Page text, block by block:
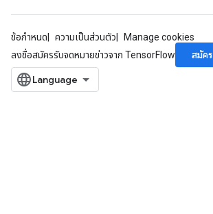
ข้อกำหนด ความเป็นส่วนตัว
Manage cookies
ลงชื่อสมัครรับจดหมายข่าวจาก TensorFlow
สมัคร